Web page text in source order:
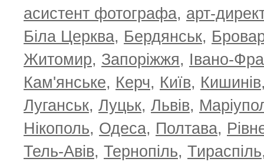
асистент фотографа, арт-
Біла Церква, Бердянськ,
Житомир, Запоріжжя, Івано-
Кам'янське, Керч, Київ, Кишинів
Луганськ, Луцьк, Львів,
Нікополь, Одеса, Полтава,
Тель-Авів, Тернопіль, Тираспіль